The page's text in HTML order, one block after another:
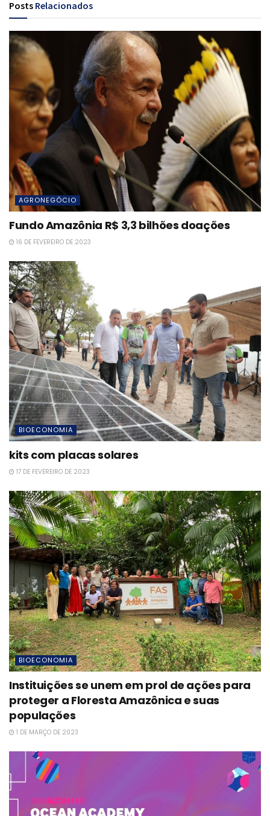
Posts Relacionados
AGRONEGÓCIO
Fundo Amazônia R$ 3,3 bilhões doações
16 DE FEVEREIRO DE 2023
BIOECONOMIA
kits com placas solares
17 DE FEVEREIRO DE 2023
BIOECONOMIA
Instituições se unem em prol de ações para
proteger a Floresta Amazônica e suas
populações
1 DE MARÇO DE 2023